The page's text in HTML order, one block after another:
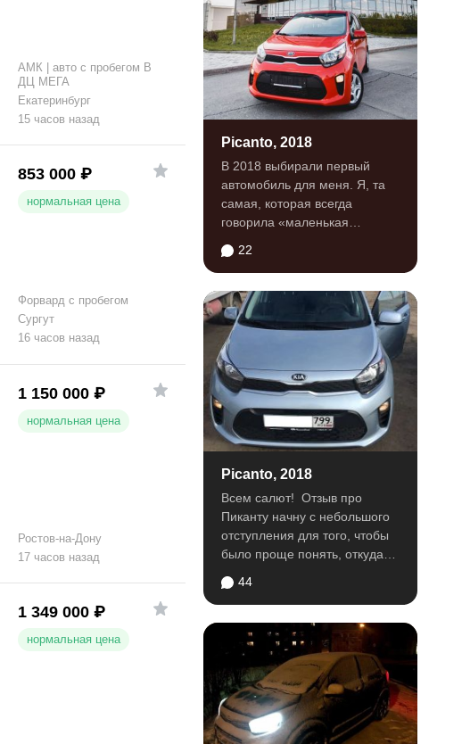
АМК | авто с пробегом В
ДЦ МЕГА
Екатеринбург
15 часов назад
853 000 ₽
нормальная цена
Форвард с пробегом
Сургут
16 часов назад
1 150 000 ₽
нормальная цена
Ростов-на-Дону
17 часов назад
1 349 000 ₽
нормальная цена
Picanto, 2018
В 2018 выбирали первый
автомобиль для меня. Я, та
самая, которая всегда
говорила «маленькая
22
Picanto, 2018
Всем салют! Отзыв про
Пиканту начну с небольшого
отступления для того, чтобы
было проще понять, откуда
44